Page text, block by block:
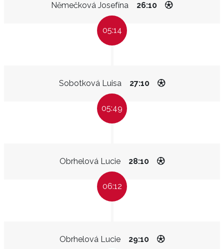
Němečková Josefína 26:10
05:14
Sobotková Luisa 27:10
05:49
Obrhelová Lucie 28:10
06:12
Obrhelová Lucie 29:10